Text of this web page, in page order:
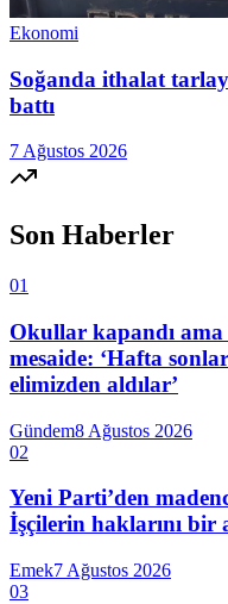
Ekonomi
Soğanda ithalat
battı
7 Ağustos 2026
Son Haberler
01
Okullar kapandı
mesaide: ‘Hafta
elimizden aldılar’
Gündem8 Ağustos 2026
02
Yeni Parti’den
İşçilerin haklarını bir
Emek7 Ağustos 2026
03